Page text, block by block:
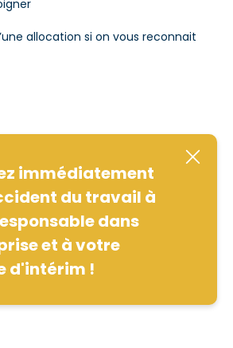
allocation si on vous reconnait
immédiatement
du travail à
dans
et à votre
d'intérim !